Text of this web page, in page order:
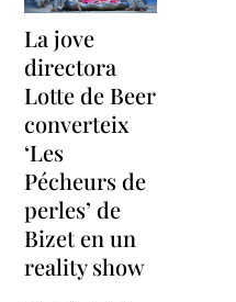
La jove
directora
Lotte de Beer
converteix
‘Les
Pécheurs de
perles’ de
Bizet en un
reality show